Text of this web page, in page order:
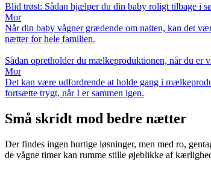
Blid trøst: Sådan hjælper du din baby roligt tilbage i
Mor
Når din baby vågner grædende om natten, kan det
nætter for hele familien.
Sådan opretholder du mælkeproduktionen, når du er
Mor
Det kan være udfordrende at holde gang i
fortsætte trygt, når I er sammen igen.
Små skridt mod bedre nætter
Der findes ingen hurtige løsninger, men med ro,
de vågne timer kan rumme stille øjeblikke af